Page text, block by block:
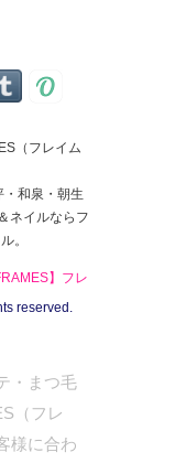
（フレイム
和泉・朝生
ネイルならフ
。
】フレ
reserved.
・まつ毛
（フレ
様に合わ